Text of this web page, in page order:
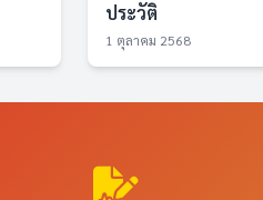
ประวัติ
1 ตุลาคม 2568